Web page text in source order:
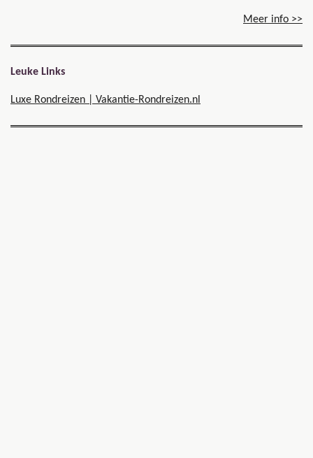
Meer info >>
Leuke Links
Luxe Rondreizen | Vakantie-Rondreizen.nl